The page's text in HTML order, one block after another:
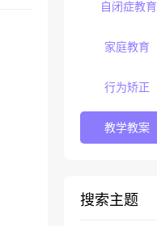
自闭症教育
家庭教育
行为矫正
教学教案
搜索主题